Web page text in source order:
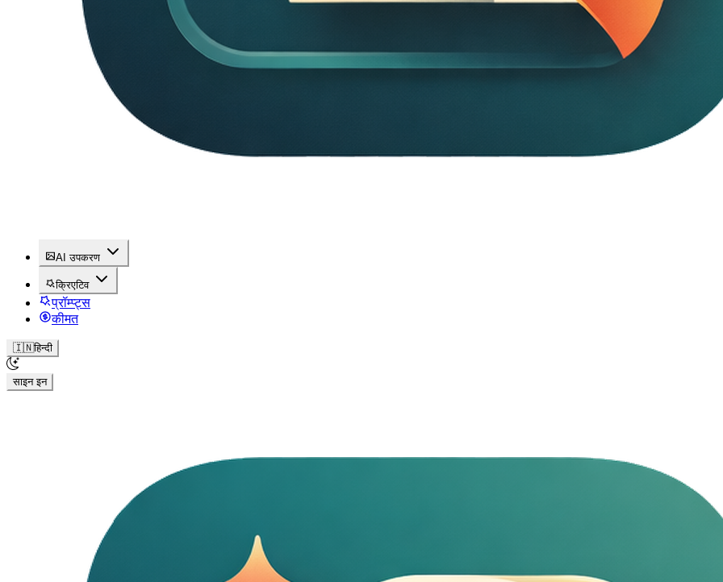
AI उपकरण
क्रिएटिव
प्रॉम्प्ट्स
कीमत
🇮🇳हिन्दी
साइन इन